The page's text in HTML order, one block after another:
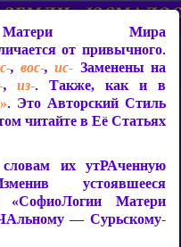
Матери Мира
от привычного.
, вос-,ис- Заменены на
,из-. Также, как и в
. Это Авторский Стиль
читайте в Её Статьях
их утРАченную
устоявшееся
Матери
— Сурьскому-